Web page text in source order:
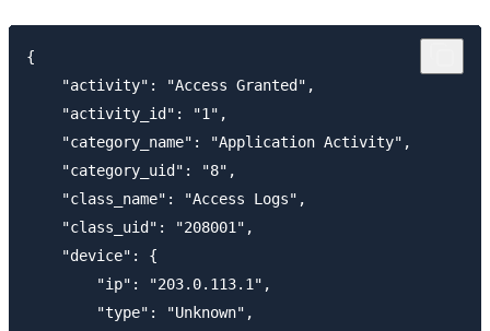
{
    "activity": "Access Granted",
    "activity_id": "1",
    "category_name": "Application Activity",
    "category_uid": "8",
    "class_name": "Access Logs",
    "class_uid": "208001",
    "device": {
        "ip": "203.0.113.1",
        "type": "Unknown",